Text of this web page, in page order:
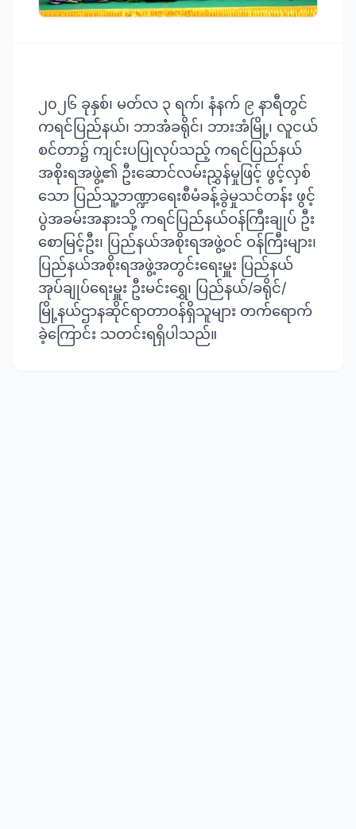
၂၀၂၆ ခုနှစ်၊ မတ်လ ၃ ရက်၊ နံနက် ၉ နာရီတွင်
ကရင်ပြည်နယ်၊ ဘာအံခရိုင်၊ ဘားအံမြို့၊ လူငယ်
စင်တာ၌ ကျင်းပပြုလုပ်သည့် ကရင်ပြည်နယ်
အစိုးရအဖွဲ့၏ ဦးဆောင်လမ်းညွှန်မှုဖြင့် ဖွင့်လှစ်
သော ပြည်သူ့ဘဏ္ဍာရေးစီမံခန့်ခွဲမှုသင်တန်း ဖွင့်
ပွဲအခမ်းအနားသို့ ကရင်ပြည်နယ်ဝန်ကြီးချုပ် ဦး
စောမြင့်ဦး၊ ပြည်နယ်အစိုးရအဖွဲ့ဝင် ဝန်ကြီးများ၊
ပြည်နယ်အစိုးရအဖွဲ့အတွင်းရေးမှူး ပြည်နယ်
အုပ်ချုပ်ရေးမှူး ဦးမင်းရွှေ၊ ပြည်နယ်/ခရိုင်/
မြို့နယ်ဌာနဆိုင်ရာတာဝန်ရှိသူများ တက်ရောက်